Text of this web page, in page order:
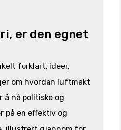
er den egnet
forklart, ideer,
om hvordan luftmakt
nå politiske og
på en effektiv og